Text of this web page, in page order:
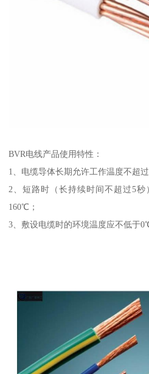
BVR电线产品使用特性：
1、电缆导体长期允许工作温度不超
2、短路时（长持续时间不超过5
160℃；
3、敷设电缆时的环境温度应不低于